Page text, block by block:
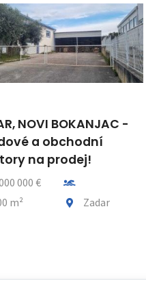
NOVI BOKANJAC -
a obchodní
na prodej!
000 €
Vzdálenost od
celkem
m² Obec, část obce
Zadar